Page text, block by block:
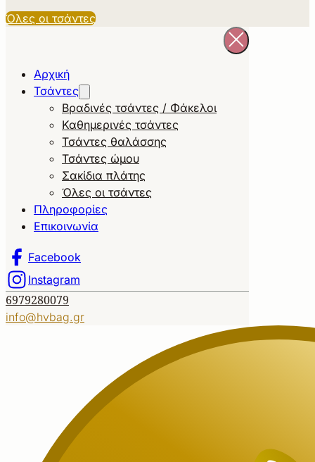
Όλες οι τσάντες
Αρχική
Τσάντες
Βραδινές τσάντες / Φάκελοι
Καθημερινές τσάντες
Τσάντες θαλάσσης
Τσάντες ώμου
Σακίδια πλάτης
Όλες οι τσάντες
Πληροφορίες
Επικοινωνία
Facebook
Instagram
6979280079
info@hvbag.gr